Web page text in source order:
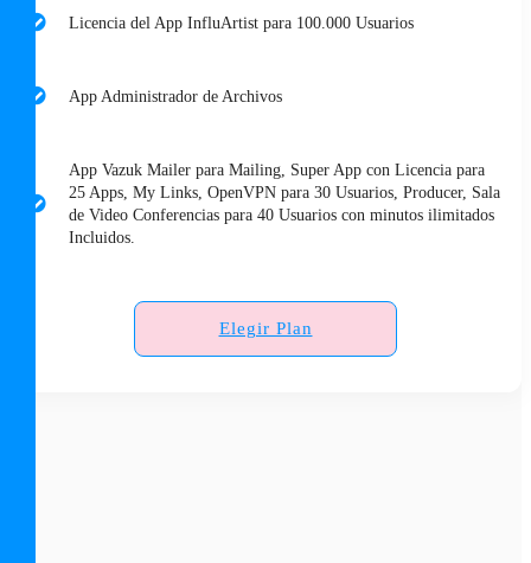
Licencia del App InfluArtist para 100.000 Usuarios
App Administrador de Archivos
App Vazuk Mailer para Mailing, Super App con Licencia para
25 Apps, My Links, OpenVPN para 30 Usuarios, Producer, Sala
de Video Conferencias para 40 Usuarios con minutos ilimitados
Incluidos.
Elegir Plan